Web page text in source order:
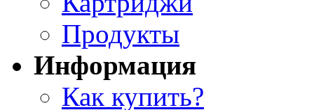
Продукты
Информация
Как купить?